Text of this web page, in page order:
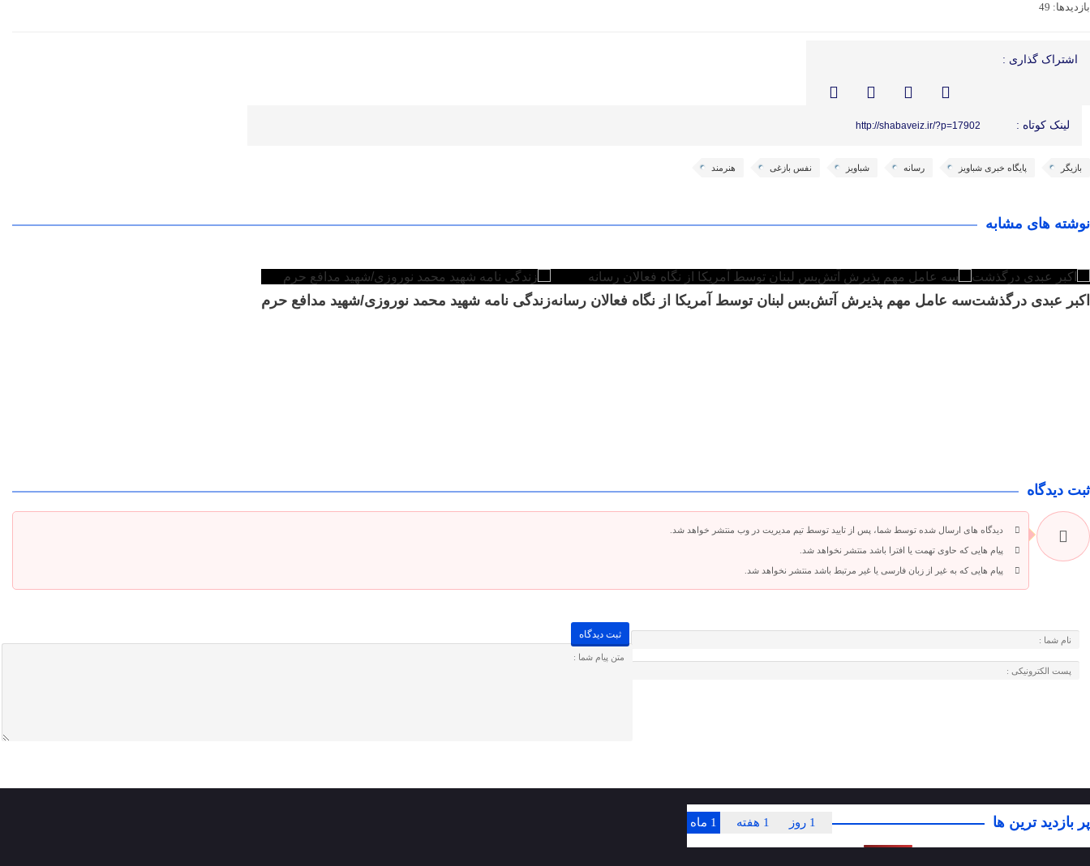
بازدیدها: 49
اشتراک گذاری :
لینک کوتاه : http://shabaveiz.ir/?p=17902
بازیگر پایگاه خبری شباویز رسانه شباویز نفس بازغی هنرمند
نوشته های مشابه
اکبر عبدی درگذشتسه عامل مهم پذیرش آتش‌بس لبنان توسط آمریکا از نگاه فعالان رسانهزندگی نامه شهید محمد نوروزی/شهید مدافع حرم
ثبت دیدگاه
دیدگاه های ارسال شده توسط شما، پس از تایید توسط تیم مدیریت در وب منتشر خواهد شد.
پیام هایی که حاوی تهمت یا افترا باشد منتشر نخواهد شد.
پیام هایی که به غیر از زبان فارسی یا غیر مرتبط باشد منتشر نخواهد شد.
پر بازدید ترین ها 1 ماه 1 هفته 1 روز